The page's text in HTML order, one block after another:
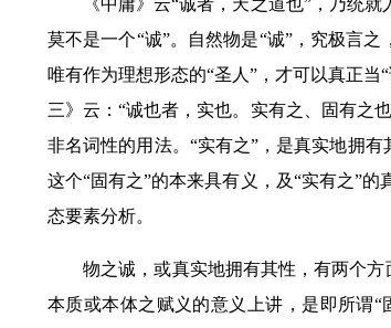
莫不是一个“诚”。自然物是“诚”，究极言之
唯有作为理想形态的“圣人”，才可以真正当
三》云：“诚也者，实也。实有之、固有之
非名词性的用法。“实有之”，是真实地拥
这个“固有之”的本来具有义，及“实有之”
态要素分析。
物之诚，或真实地拥有其性，有两个方
本质或本体之赋义的意义上讲，是即所谓“